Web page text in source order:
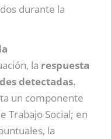
durante la
la respuesta
detectadas.
un componente
Trabajo Social; en
la